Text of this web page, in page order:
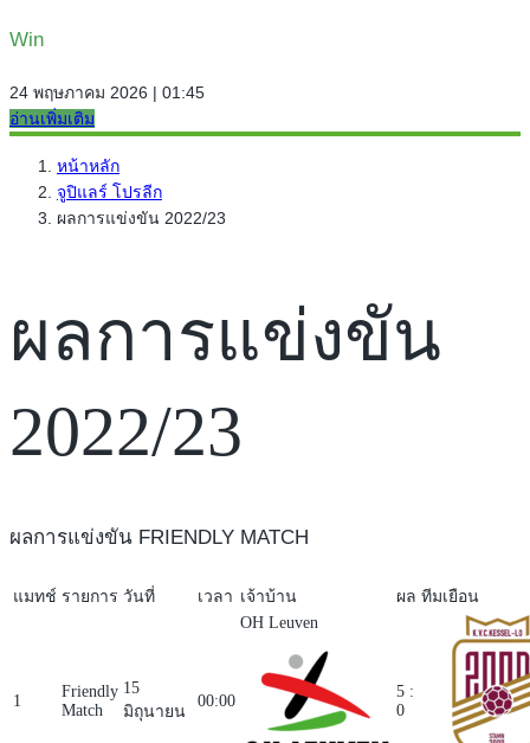
Win
24 พฤษภาคม 2026 | 01:45
อ่านเพิ่มเติม
หน้าหลัก
จูปิแลร์ โปรลีก
ผลการแข่งขัน 2022/23
ผลการแข่งขัน
2022/23
ผลการแข่งขัน FRIENDLY MATCH
แมทช์ รายการ วันที่ เวลา เจ้าบ้าน ผล ทีมเยือน
1
Friendly
Match
15
มิถุนายน
00:00
OH Leuven
5 :
0